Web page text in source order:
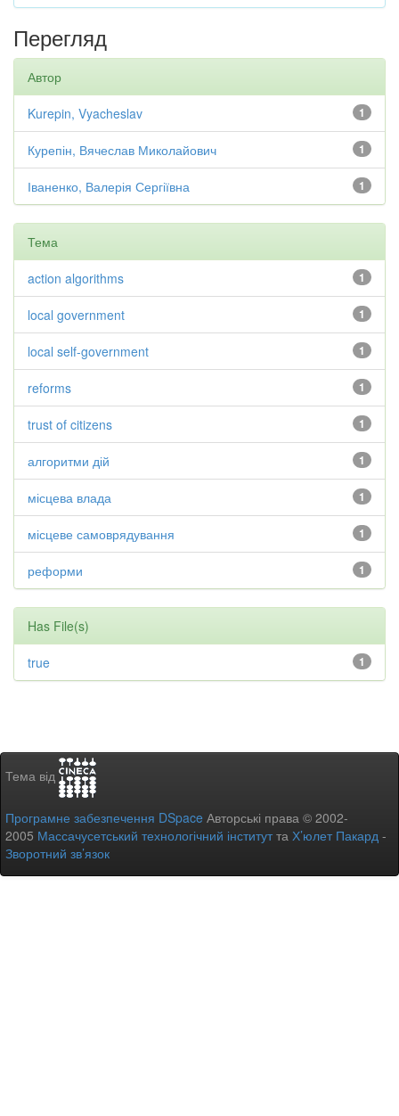
Перегляд
Автор
1
Kurepin, Vyacheslav
1
Курепін, Вячеслав Миколайович
1
Іваненко, Валерія Сергіївна
Тема
1
action algorithms
1
local government
1
local self-government
1
reforms
1
trust of citizens
1
алгоритми дій
1
місцева влада
1
місцеве самоврядування
1
реформи
Has File(s)
1
true
Тема від
Програмне забезпечення DSpace Авторські права © 2002-
2005 Массачусетський технологічний інститутта Х’юлет Пакард -
Зворотний зв’язок